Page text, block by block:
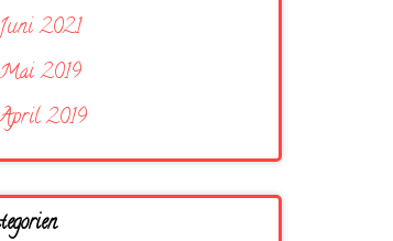
Juni 2021
Mai 2019
April 2019